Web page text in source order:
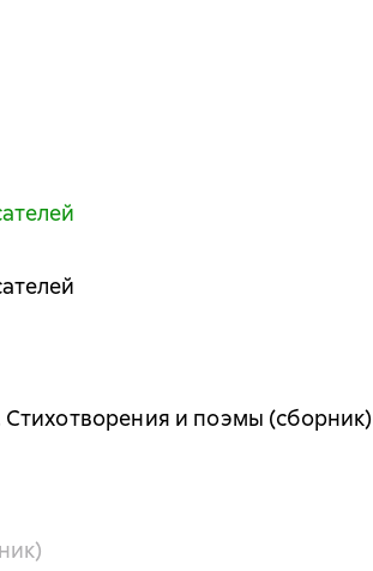
и поэмы (сборник)